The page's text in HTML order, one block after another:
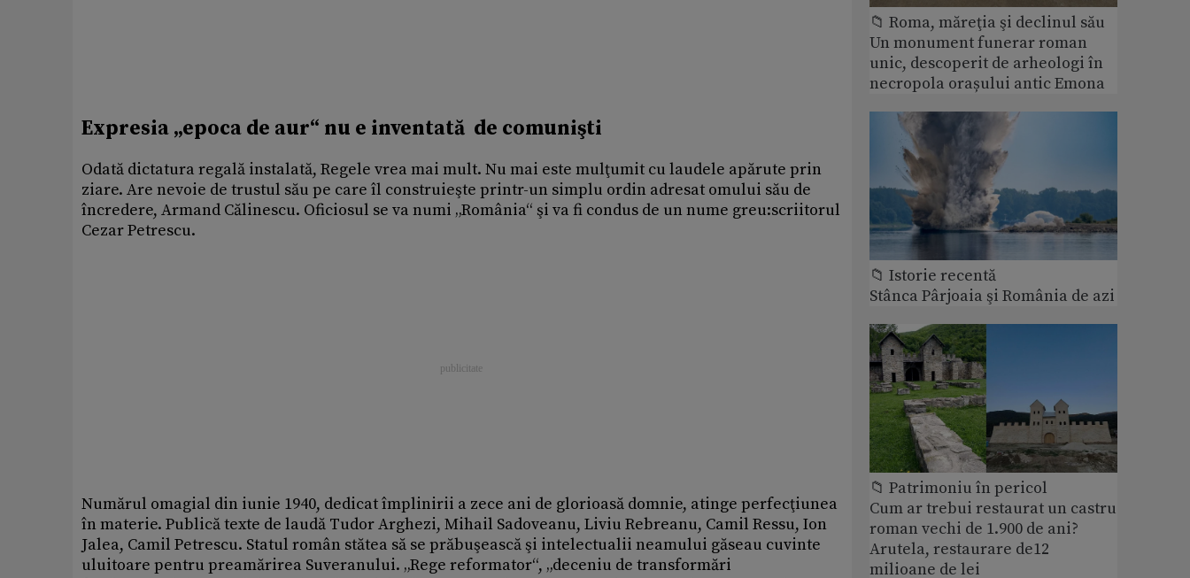
Expresia „epoca de aur“ nu e inventată de comunişti
Odată dictatura regală instalată, Regele vrea mai mult. Nu mai este mulţumit cu laudele apărute prin
ziare. Are nevoie de trustul său pe care îl construieşte printr-un simplu ordin adresat omului său de
încredere, Armand Călinescu. Oficiosul se va numi „România“ şi va fi condus de un nume greu:scriitorul
Cezar Petrescu.
Numărul omagial din iunie 1940, dedicat împlinirii a zece ani de glorioasă domnie, atinge perfecţiunea
în materie. Publică texte de laudă Tudor Arghezi, Mihail Sadoveanu, Liviu Rebreanu, Camil Ressu, Ion
Jalea, Camil Petrescu. Statul român stătea să se prăbuşească şi intelectualii neamului găseau cuvinte
uluitoare pentru preamărirea Suveranului. „Rege reformator“, „deceniu de transformări
📁 Roma, măreţia şi declinul său
Un monument funerar roman
unic, descoperit de arheologi în
necropola orașului antic Emona
📁 Istorie recentă
Stânca Pârjoaia şi România de azi
📁 Patrimoniu în pericol
Cum ar trebui restaurat un castru
roman vechi de 1.900 de ani?
Arutela, restaurare de12
milioane de lei